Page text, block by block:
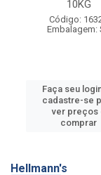
10KG
Código:
Embalagem:
Faça seu
cadastre-se
ver preços
comprar
Hellmann's